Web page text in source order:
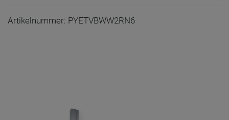
Artikelnummer: PYETVBWW2RN6